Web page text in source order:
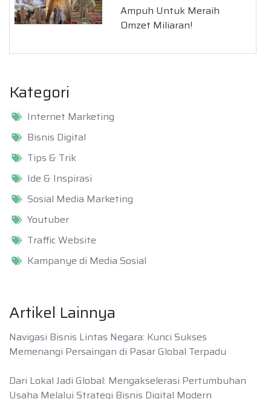
Ampuh Untuk Meraih
Omzet Miliaran!
Kategori
Internet Marketing
Bisnis Digital
Tips & Trik
Ide & Inspirasi
Sosial Media Marketing
Youtuber
Traffic Website
Kampanye di Media Sosial
Artikel Lainnya
Navigasi Bisnis Lintas Negara: Kunci Sukses
Memenangi Persaingan di Pasar Global Terpadu
Dari Lokal Jadi Global: Mengakselerasi Pertumbuhan
Usaha Melalui Strategi Bisnis Digital Modern